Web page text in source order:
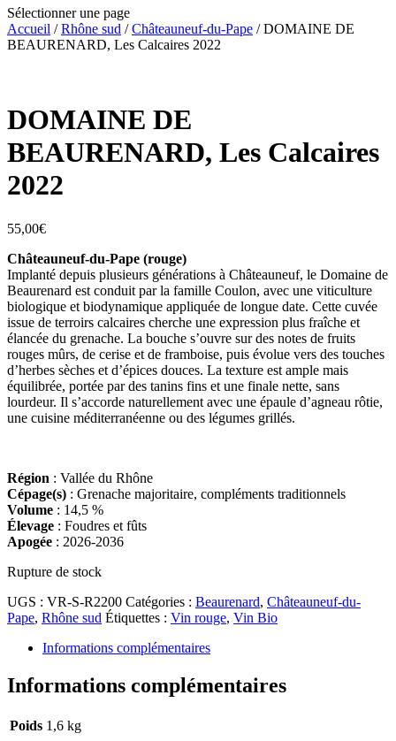
Sélectionner une page
Accueil /Rhône sud /Châteauneuf-du-Pape / DOMAINE DE
BEAURENARD, Les Calcaires 2022
DOMAINE DE
BEAURENARD, Les Calcaires
2022
55,00€
Châteauneuf-du-Pape (rouge)
Implanté depuis plusieurs générations à Châteauneuf, le Domaine de
Beaurenard est conduit par la famille Coulon, avec une viticulture
biologique et biodynamique appliquée de longue date. Cette cuvée
issue de terroirs calcaires cherche une expression plus fraîche et
élancée du grenache. La bouche s’ouvre sur des notes de fruits
rouges mûrs, de cerise et de framboise, puis évolue vers des touches
d’herbes sèches et d’épices douces. La texture est ample mais
équilibrée, portée par des tanins fins et une finale nette, sans
lourdeur. Il s’accorde naturellement avec une épaule d’agneau rôtie,
une cuisine méditerranéenne ou des légumes grillés.
Région : Vallée du Rhône
Cépage(s) : Grenache majoritaire, compléments traditionnels
Volume : 14,5 %
Élevage : Foudres et fûts
Apogée : 2026-2036
Rupture de stock
UGS : VR-S-R2200 Catégories : Beaurenard, Châteauneuf-du-
Pape, Rhône sud Étiquettes : Vin rouge, Vin Bio
Informations complémentaires
Informations complémentaires
Poids 1,6 kg